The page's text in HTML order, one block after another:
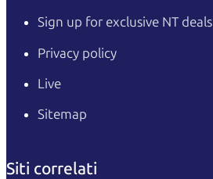
Sign up for exclusive NT deals
Privacy policy
Live
Sitemap
Siti correlati